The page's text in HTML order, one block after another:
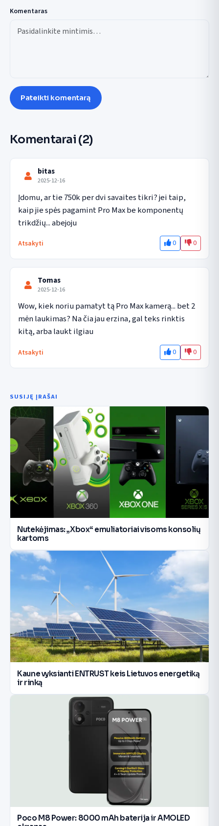
Komentaras
Pateikti komentarą
Komentarai (2)
bitas
2025-12-16
Įdomu, ar tie 750k per dvi savaites tikri? jei taip,
kaip jie spės pagamint Pro Max be komponentų
trikdžių... abejoju
Atsakyti 0 0
Tomas
2025-12-16
Wow, kiek noriu pamatyt tą Pro Max kamerą... bet 2
mėn laukimas? Na čia jau erzina, gal teks rinktis
kitą, arba laukt ilgiau
Atsakyti 0 0
SUSIJĘ ĮRAŠAI
Nutekėjimas: „Xbox“ emuliatoriai visoms konsolių
kartoms
Kaune vyksianti ENTRUST keis Lietuvos energetiką
ir rinką
Poco M8 Power: 8000 mAh baterija ir AMOLED